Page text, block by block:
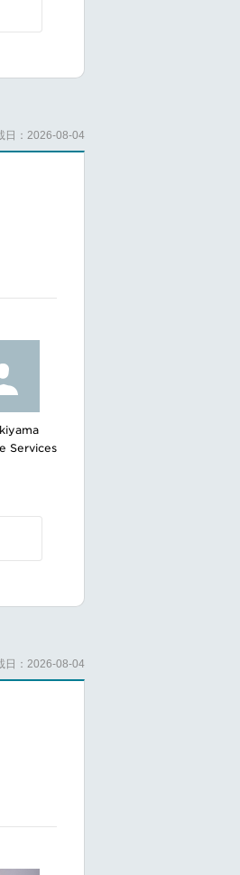
日：2026-08-04
Services
日：2026-08-04